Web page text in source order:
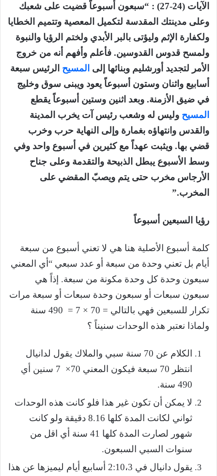
الآيات (24-27) : “سبعون أسبوعاً قضيت على شعبك
وعلى مدينتك المقدسة لتكميل المعصية وتتميم الخطايا
ولكفارة الإثم وليؤتى بالبر الأبدي ولختم الرؤيا والنبوة
ولمسح قدوس القدوسين. فأعلم وأفهم أنه من خروج
الأمر لتجديد أورشليم وبنائها إلى المسيح الرئيس سبعة
أسابيع واثنان وستون أسبوعاً يعود ويبنى سوق وخليج
في ضيق الأزمنة. وبعد اثنين وستين أسبوعاً يقطع
المسيح وليس له وشعب رئيس آت يخرب المدينة
والقدس وانتهاؤه بغمارة وإلى النهاية حرب وخرب
قضي بها. ويثبت عهداً مع كثيرين في أسبوع واحد وفي
وسط الأسبوع يبطل الذبيحة والتقدمة وعلى جناح
الأرجاس مخرب حتى يتم ويصبّ المقضي على
المخرب.”
رؤيا السبعين أسبوعاً
كلمة أسبوع الأصلية هنا هي لا تعني أسبوع من سبعة
أيام بل تعني وحدة من سبعة أو عدد سبعي “أي المعني
سبعون وحدة كل وحدة مكونة من سبعة. إذاً هي
سبعون سبعات أو سبعون وحدة سبعات أو سبعة مرات
تكرار للسبعين فهي بالتالي = 70 × 7 = 490 سنة
ولماذا نعتبر هذه الوحدات سنيناً ؟
الكلام عن 70 سنة سبي والملاك يقول لدانيال
انتظر 70 سبعة فيكون المعني 70× 7 سنين أي
490 سنة.
لا يمكن أن تكون غير هذا فلو كانت هذه الوحدات
ثواني لكانت المدة كلها 8.16 دقيقة ولو كانت
شهور لصارت المدة كلها 41 سنة أي اقل من
سنوات السبي السبعون.
يقول دانيال في 2:10،3 أسابيع أيام ليميزها عن هذا